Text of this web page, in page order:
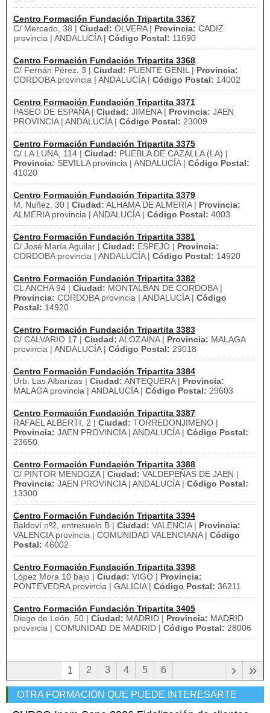
Centro Formación Fundación Tripartita 3367
C/ Mercado, 38 | Ciudad: OLVERA | Provincia: CADIZ
provincia | ANDALUCÍA | Código Postal: 11690
Centro Formación Fundación Tripartita 3368
C/ Fernán Pérez, 3 | Ciudad: PUENTE GENIL | Provincia:
CORDOBA provincia | ANDALUCÍA | Código Postal: 14002
Centro Formación Fundación Tripartita 3371
PASEO DE ESPAÑA | Ciudad: JIMENA | Provincia: JAEN
PROVINCIA | ANDALUCÍA | Código Postal: 23009
Centro Formación Fundación Tripartita 3375
C/ LA LUNA, 114 | Ciudad: PUEBLA DE CAZALLA (LA) |
Provincia: SEVILLA provincia | ANDALUCÍA | Código Postal:
41020
Centro Formación Fundación Tripartita 3379
M. Nuñez. 30 | Ciudad: ALHAMA DE ALMERIA | Provincia:
ALMERIA provincia | ANDALUCÍA | Código Postal: 4003
Centro Formación Fundación Tripartita 3381
C/ José María Aguilar | Ciudad: ESPEJO | Provincia:
CORDOBA provincia | ANDALUCÍA | Código Postal: 14920
Centro Formación Fundación Tripartita 3382
CL ANCHA 94 | Ciudad: MONTALBAN DE CORDOBA |
Provincia: CORDOBA provincia | ANDALUCÍA | Código
Postal: 14920
Centro Formación Fundación Tripartita 3383
C/ CALVARIO 17 | Ciudad: ALOZAINA | Provincia: MALAGA
provincia | ANDALUCÍA | Código Postal: 29018
Centro Formación Fundación Tripartita 3384
Urb. Las Albarizas | Ciudad: ANTEQUERA | Provincia:
MALAGA provincia | ANDALUCÍA | Código Postal: 29603
Centro Formación Fundación Tripartita 3387
RAFAEL ALBERTI, 2 | Ciudad: TORREDONJIMENO |
Provincia: JAEN PROVINCIA | ANDALUCÍA | Código Postal:
23650
Centro Formación Fundación Tripartita 3388
C/ PINTOR MENDOZA | Ciudad: VALDEPEÑAS DE JAEN |
Provincia: JAEN PROVINCIA | ANDALUCÍA | Código Postal:
13300
Centro Formación Fundación Tripartita 3394
Baldoví nº2, entresuelo B | Ciudad: VALENCIA | Provincia:
VALENCIA provincia | COMUNIDAD VALENCIANA | Código
Postal: 46002
Centro Formación Fundación Tripartita 3398
López Mora 10 bajo | Ciudad: VIGO | Provincia:
PONTEVEDRA provincia | GALICIA | Código Postal: 36211
Centro Formación Fundación Tripartita 3405
Diego de León, 50 | Ciudad: MADRID | Provincia: MADRID
provincia | COMUNIDAD DE MADRID | Código Postal: 28006
1 2 3 4 5 6 »
›
OTRA FORMACIÓN QUE PUEDE INTERESARTE